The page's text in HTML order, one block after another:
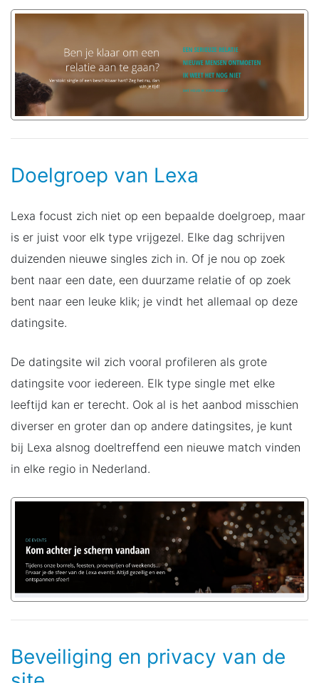
Doelgroep van Lexa
Lexa focust zich niet op een bepaalde doelgroep, maar
is er juist voor elk type vrijgezel. Elke dag schrijven
duizenden nieuwe singles zich in. Of je nou op zoek
bent naar een date, een duurzame relatie of op zoek
bent naar een leuke klik; je vindt het allemaal op deze
datingsite.
De datingsite wil zich vooral profileren als grote
datingsite voor iedereen. Elk type single met elke
leeftijd kan er terecht. Ook al is het aanbod misschien
diverser en groter dan op andere datingsites, je kunt
bij Lexa alsnog doeltreffend een nieuwe match vinden
in elke regio in Nederland.
Beveiliging en privacy van de